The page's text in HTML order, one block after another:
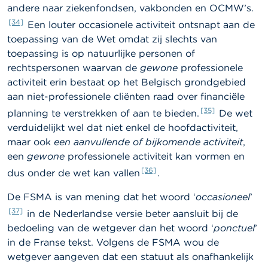
andere naar ziekenfondsen, vakbonden en OCMW’s.
[34] Een louter occasionele activiteit ontsnapt aan de
toepassing van de Wet omdat zij slechts van
toepassing is op natuurlijke personen of
rechtspersonen waarvan de gewone professionele
activiteit erin bestaat op het Belgisch grondgebied
aan niet-professionele cliënten raad over financiële
planning te verstrekken of aan te bieden. [35] De wet
verduidelijkt wel dat niet enkel de hoofdactiviteit,
maar ook een aanvullende of bijkomende activiteit,
een gewone professionele activiteit kan vormen en
dus onder de wet kan vallen [36] .
De FSMA is van mening dat het woord ‘occasioneel’
[37] in de Nederlandse versie beter aansluit bij de
bedoeling van de wetgever dan het woord ‘ponctuel’
in de Franse tekst. Volgens de FSMA wou de
wetgever aangeven dat een statuut als onafhankelijk